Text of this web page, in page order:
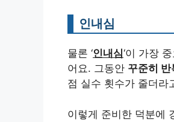
인내심
물론 ‘인내심‘이 가장
어요. 그동안 꾸준히 반
점 실수 횟수가 줄더라
이렇게 준비한 덕분에